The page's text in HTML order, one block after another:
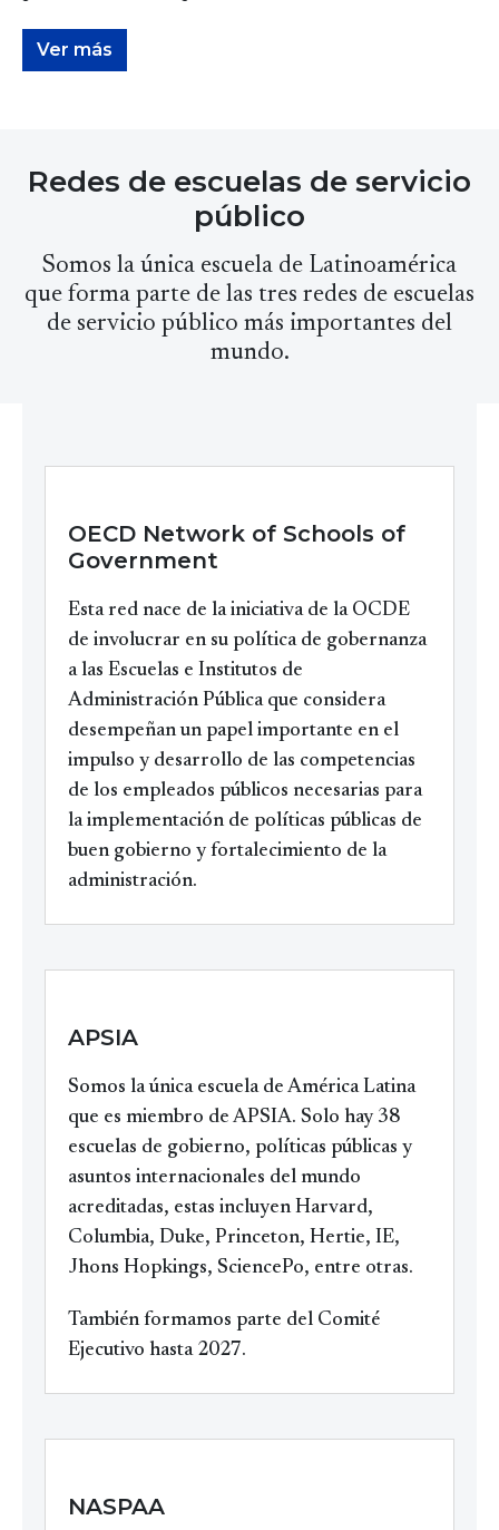
Ver más
Administración Pública
Dirigida a profesionales con experiencia en el ámbito
público que quieran actualizar su conocimiento y
relacionarse con líderes que impulsen su desarrollo
profesional
Ver más
Maestría en Ciencia de Datos y
Políticas Públicas
Dirigida a perfiles multidisciplinares con afinidad a la
programación y métodos analíticos que quieran
Ver más
Dirigida a profesionistas del sector público, áreas de
finanzas, TI y sociedad civil que busquen implementar
modelos ante diversos problemas económicos y
sociales.
Ver más
Redes de escuelas de servicio
público
Somos la única escuela de Latinoamérica
que forma parte de las tres redes de escuelas
de servicio público más importantes del
mundo.
OECD Network of Schools of
Government
Esta red nace de la iniciativa de la OCDE
de involucrar en su política de gobernanza
a las Escuelas e Institutos de
Administración Pública que considera
desempeñan un papel importante en el
impulso y desarrollo de las competencias
de los empleados públicos necesarias para
la implementación de políticas públicas de
buen gobierno y fortalecimiento de la
administración.
APSIA
Somos la única escuela de América Latina
que es miembro de APSIA. Solo hay 38
escuelas de gobierno, políticas públicas y
asuntos internacionales del mundo
acreditadas, estas incluyen Harvard,
Columbia, Duke, Princeton, Hertie, IE,
Jhons Hopkings, SciencePo, entre otras.
También formamos parte del Comité
Ejecutivo hasta 2027.
NASPAA